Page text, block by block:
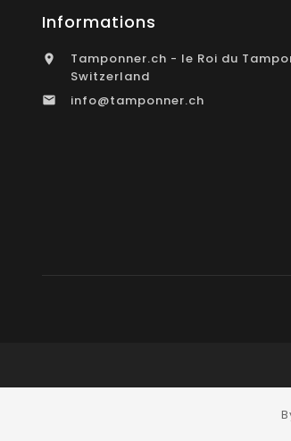
Informations

Tamponner.ch - le Roi du
Switzerland
 info@tamponner.ch